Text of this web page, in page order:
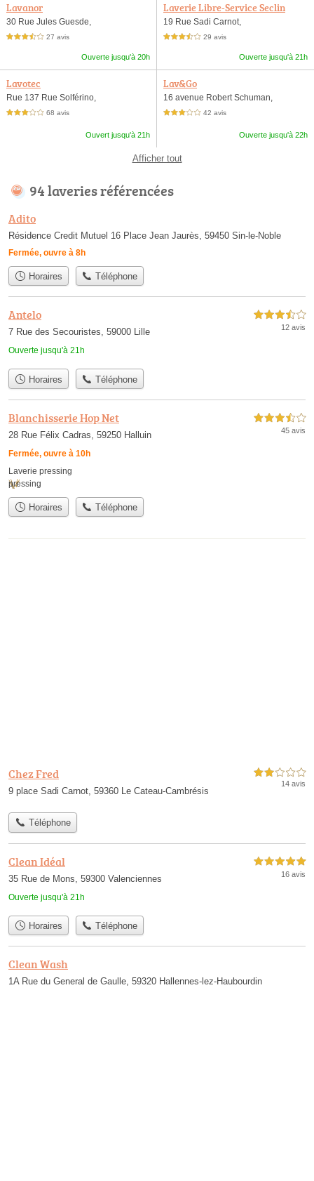
Lavanor
30 Rue Jules Guesde,
3,5 étoiles sur 5 27 avis
Ouverte jusqu'à 20h
Laverie Libre-Service Seclin
19 Rue Sadi Carnot,
3,5 étoiles sur 5 29 avis
Ouverte jusqu'à 21h
Lavotec
Rue 137 Rue Solférino,
3,0 étoiles sur 5 68 avis
Ouvert jusqu'à 21h
Lav&Go
16 avenue Robert Schuman,
3,0 étoiles sur 5 42 avis
Ouverte jusqu'à 22h
Afficher tout
94 laveries référencées
Adito
Résidence Credit Mutuel 16 Place Jean Jaurès, 59450 Sin-le-Noble
Fermée, ouvre à 8h
Horaires Téléphone
Antelo
7 Rue des Secouristes, 59000 Lille
Ouverte jusqu'à 21h
3,5 étoiles sur 5
12 avis
Horaires Téléphone
Blanchisserie Hop Net
28 Rue Félix Cadras, 59250 Halluin
Fermée, ouvre à 10h
3,5 étoiles sur 5
45 avis
Laverie pressing
pressing
Horaires Téléphone
Chez Fred
9 place Sadi Carnot, 59360 Le Cateau-Cambrésis
2,0 étoiles sur 5
14 avis
Téléphone
Clean Idéal
35 Rue de Mons, 59300 Valenciennes
Ouverte jusqu'à 21h
5,0 étoiles sur 5
16 avis
Horaires Téléphone
Clean Wash
1A Rue du General de Gaulle, 59320 Hallennes-lez-Haubourdin